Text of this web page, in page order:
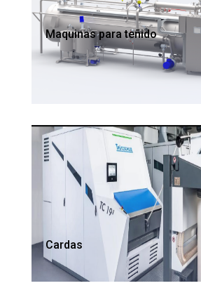
Maquinas para teñido
Cardas